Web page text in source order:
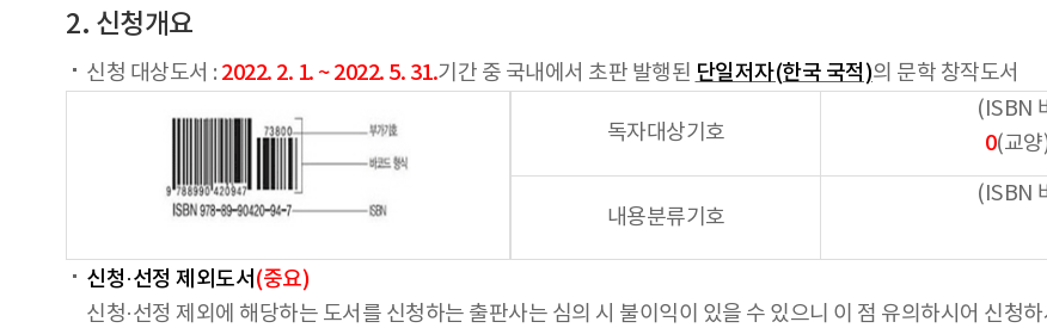
2. 신청개요
신청 대상도서 : 2022. 2. 1. ~ 2022. 5. 31.기간 중 국내에서 초판 발행된 단일저자(한국 국적)의 문학 창작도서
독자대상기호
(ISBN
0(교
내용분류기호
(ISBN
신청·선정 제외도서 (중요)
신청·선정 제외에 해당하는 도서를 신청하는 출판사는 심의 시 불이익이 있을 수 있으니 이 점 유의하시어 신청